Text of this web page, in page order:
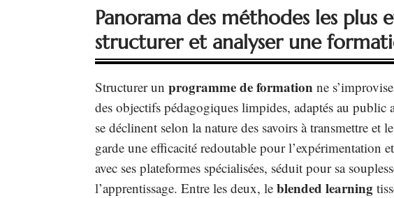
Panorama des méthodes les plus
structurer et analyser une
Structurer un programme de formation ne
des objectifs pédagogiques limpides, adaptés au public
se déclinent selon la nature des savoirs à transmettre et
garde une efficacité redoutable pour l’expérimentation
avec ses plateformes spécialisées, séduit pour sa
l’apprentissage. Entre les deux, le blended learning